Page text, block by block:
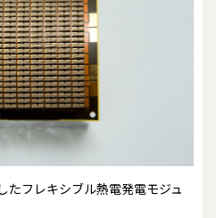
たフレキシブル熱電発電モジュ